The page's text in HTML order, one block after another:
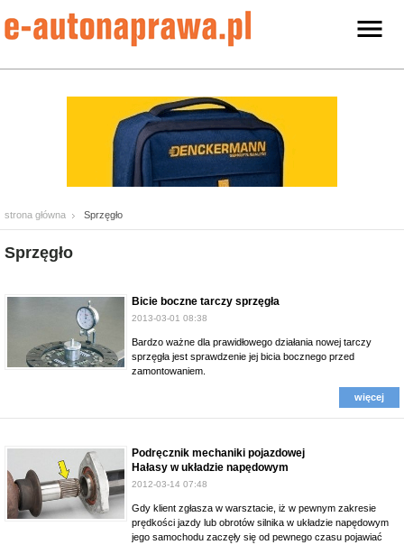
strona główna Sprzęgło
Sprzęgło
Bicie boczne tarczy sprzęgła
2013-03-01 08:38
Bardzo ważne dla prawidłowego działania nowej tarczy
sprzęgła jest sprawdzenie jej bicia bocznego przed
zamontowaniem.
więcej
Podręcznik mechaniki pojazdowej
Hałasy w układzie napędowym
2012-03-14 07:48
Gdy klient zgłasza w warsztacie, iż w pewnym zakresie
prędkości jazdy lub obrotów silnika w układzie napędowym
jego samochodu zaczęły się od pewnego czasu pojawiać